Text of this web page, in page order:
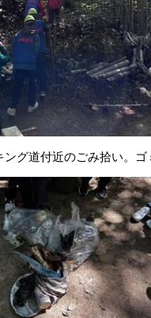
ング道付近のごみ拾い。